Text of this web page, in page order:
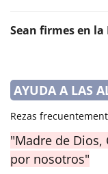
Sean firmes en
AYUDA A LAS
Rezas
"Madre de
por nosotros"